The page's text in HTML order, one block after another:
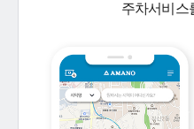
주차서비스